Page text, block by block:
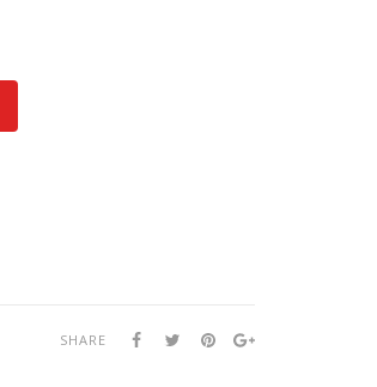
SHARE